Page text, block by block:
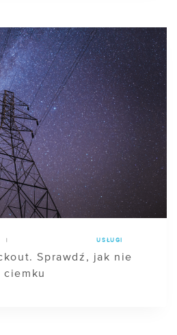
USŁUGI
Sprawdź, jak nie
ciemku